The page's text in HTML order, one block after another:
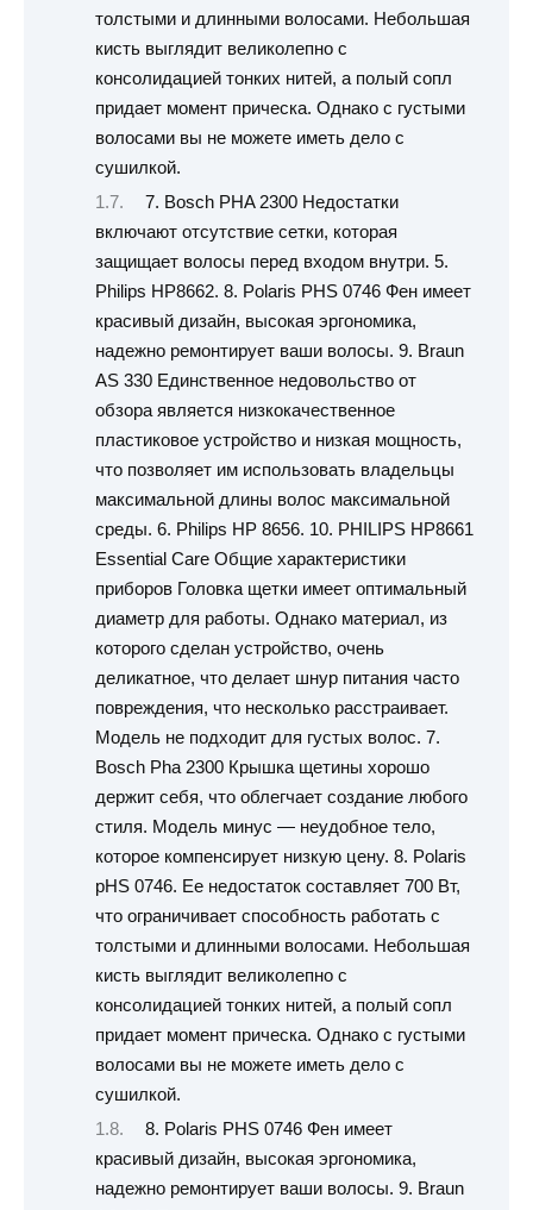
толстыми и длинными волосами. Небольшая
кисть выглядит великолепно с
консолидацией тонких нитей, а полый сопл
придает момент прическа. Однако с густыми
волосами вы не можете иметь дело с
сушилкой.
7. Bosch PHA 2300 Недостатки
включают отсутствие сетки, которая
защищает волосы перед входом внутри. 5.
Philips HP8662. 8. Polaris PHS 0746 Фен имеет
красивый дизайн, высокая эргономика,
надежно ремонтирует ваши волосы. 9. Braun
AS 330 Единственное недовольство от
обзора является низкокачественное
пластиковое устройство и низкая мощность,
что позволяет им использовать владельцы
максимальной длины волос максимальной
среды. 6. Philips HP 8656. 10. PHILIPS HP8661
Essential Care Общие характеристики
приборов Головка щетки имеет оптимальный
диаметр для работы. Однако материал, из
которого сделан устройство, очень
деликатное, что делает шнур питания часто
повреждения, что несколько расстраивает.
Модель не подходит для густых волос. 7.
Bosch Pha 2300 Крышка щетины хорошо
держит себя, что облегчает создание любого
стиля. Модель минус — неудобное тело,
которое компенсирует низкую цену. 8. Polaris
pHS 0746. Ее недостаток составляет 700 Вт,
что ограничивает способность работать с
толстыми и длинными волосами. Небольшая
кисть выглядит великолепно с
консолидацией тонких нитей, а полый сопл
придает момент прическа. Однако с густыми
волосами вы не можете иметь дело с
сушилкой.
8. Polaris PHS 0746 Фен имеет
красивый дизайн, высокая эргономика,
надежно ремонтирует ваши волосы. 9. Braun